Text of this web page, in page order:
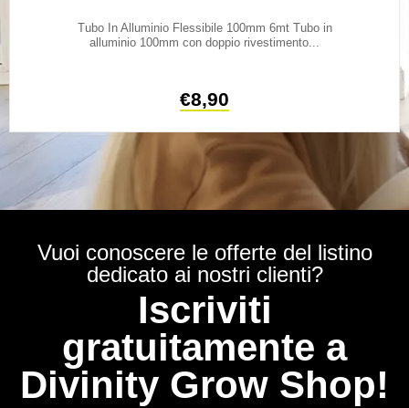
Tubo In Alluminio Flessibile 100mm 6mt Tubo in
alluminio 100mm con doppio rivestimento...
€8,90
Vuoi conoscere le offerte del listino
dedicato ai nostri clienti?
Iscriviti
gratuitamente a
Divinity Grow Shop!